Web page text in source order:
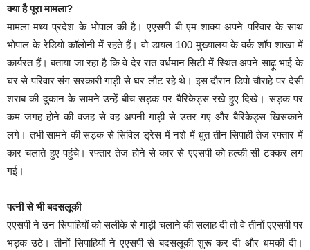
क्या है पूरा मामला?
मामला मध्य प्रदेश के भोपाल की है। एएसपी बी एम शाक्य अपने परिवार के साथ
भोपाल के रेडियो कॉलोनी में रहते हैं। वो डायल 100 मुख्यालय के वर्क शॉप शाखा में
कार्यरत हैं। बताया जा रहा है कि वे देर रात वर्धमान सिटी में स्थित अपने साढ़ू भाई के
घर से परिवार संग सरकारी गाड़ी से घर लौट रहे थे। इस दौरान डिपो चौराहे पर देसी
शराब की दुकान के सामने उन्हें बीच सड़क पर बैरिकेड्स रखे हुए दिखे। सड़क पर
कम जगह होने की वजह से वह अपनी गाड़ी से उतर गए और बैरिकेड्स खिसकाने
लगे। तभी सामने की सड़क से सिविल ड्रेस में नशे में धुत तीन सिपाही तेज रफ्तार में
कार चलाते हुए पहुंचे। रफ्तार तेज होने से कार से एएसपी को हल्की सी टक्कर लग
गई।
पत्नी से भी बदसलूकी
एएसपी ने उन सिपाहियों को सलीके से गाड़ी चलाने की सलाह दी तो वे तीनों एएसपी पर
भड़क उठे। तीनों सिपाहियों ने एएसपी से बदसलूकी शुरू कर दी और धमकी दी।